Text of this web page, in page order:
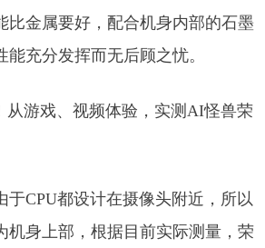
比金属要好，配合机身内部的石墨
能充分发挥而无后顾之忧。
于CPU都设计在摄像头附近，所以
机身上部，根据目前实际测量，荣